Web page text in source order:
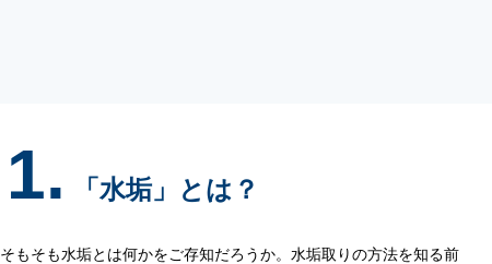
1. 「水垢」とは？
そもそも水垢とは何かをご存知だろうか。水垢取りの方法を知る前